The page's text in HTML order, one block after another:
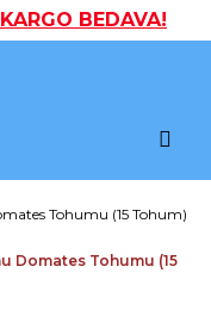
KARGO BEDAVA!